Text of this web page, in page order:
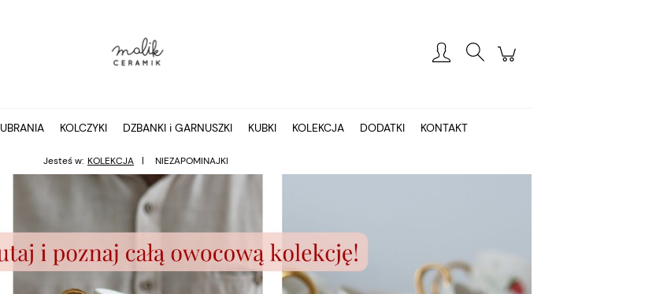
UBRANIA KOLCZYKI DZBANKI i GARNUSZKI KUBKI KOLEKCJA DODATKI KONTAKT
Jesteś w: KOLEKCJA NIEZAPOMINAJKI